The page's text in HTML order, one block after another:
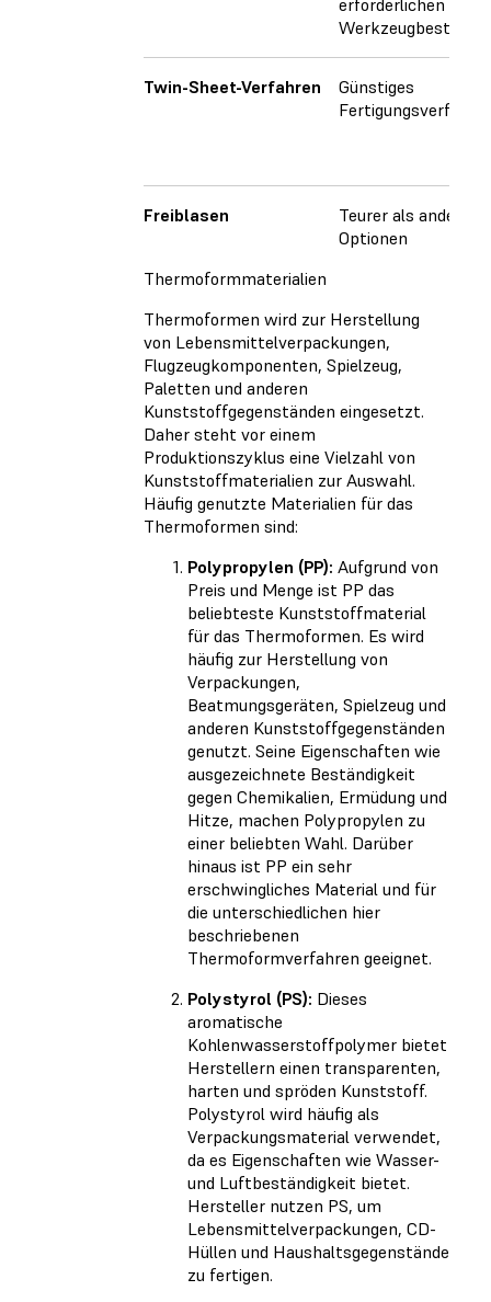
Twin-Sheet-Verfahren
Günstiges
Freiblasen
Teurer als andere
Optionen
Thermoformmaterialien
Thermoformen wird zur Herstellung
von Lebensmittelverpackungen,
Flugzeugkomponenten, Spielzeug,
Paletten und anderen
Kunststoffgegenständen eingesetzt.
Daher steht vor einem
Produktionszyklus eine Vielzahl von
Kunststoffmaterialien zur Auswahl.
Häufig genutzte Materialien für das
Thermoformen sind:
Polypropylen (PP): Aufgrund von
Preis und Menge ist PP das
beliebteste Kunststoffmaterial
für das Thermoformen. Es wird
häufig zur Herstellung von
Verpackungen,
Beatmungsgeräten, Spielzeug und
anderen Kunststoffgegenständen
genutzt. Seine Eigenschaften wie
ausgezeichnete Beständigkeit
gegen Chemikalien, Ermüdung und
Hitze, machen Polypropylen zu
einer beliebten Wahl. Darüber
hinaus ist PP ein sehr
erschwingliches Material und für
die unterschiedlichen hier
beschriebenen
Thermoformverfahren geeignet.
Polystyrol (PS): Dieses
aromatische
Kohlenwasserstoffpolymer bietet
Herstellern einen transparenten,
harten und spröden Kunststoff.
Polystyrol wird häufig als
Verpackungsmaterial verwendet,
da es Eigenschaften wie Wasser-
und Luftbeständigkeit bietet.
Hersteller nutzen PS, um
Lebensmittelverpackungen, CD-
Hüllen und Haushaltsgegenstände
zu fertigen.